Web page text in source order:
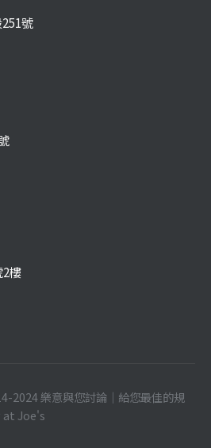
號
樓
2024 樂意與您討論｜給您最佳的規
at Joe's